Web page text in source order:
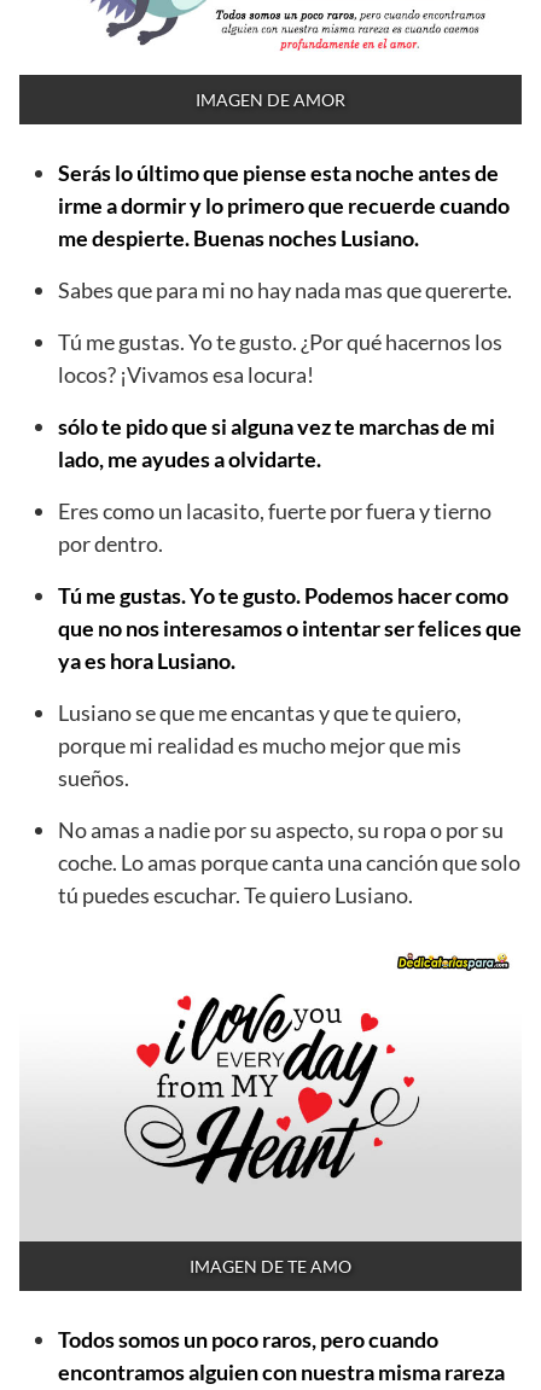
IMAGEN DE AMOR
Serás lo último que piense esta noche antes de
irme a dormir y lo primero que recuerde cuando
me despierte. Buenas noches Lusiano.
Sabes que para mi no hay nada mas que quererte.
Tú me gustas. Yo te gusto. ¿Por qué hacernos los
locos? ¡Vivamos esa locura!
sólo te pido que si alguna vez te marchas de mi
lado, me ayudes a olvidarte.
Eres como un lacasito, fuerte por fuera y tierno
por dentro.
Tú me gustas. Yo te gusto. Podemos hacer como
que no nos interesamos o intentar ser felices que
ya es hora Lusiano.
Lusiano se que me encantas y que te quiero,
porque mi realidad es mucho mejor que mis
sueños.
No amas a nadie por su aspecto, su ropa o por su
coche. Lo amas porque canta una canción que solo
tú puedes escuchar. Te quiero Lusiano.
IMAGEN DE TE AMO
Todos somos un poco raros, pero cuando
encontramos alguien con nuestra misma rareza